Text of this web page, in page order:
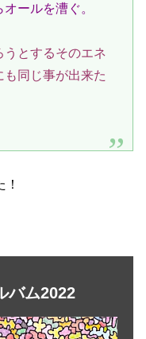
ールを漕ぐ。
うとするそのエネ
同じ事が出来た
バム2022